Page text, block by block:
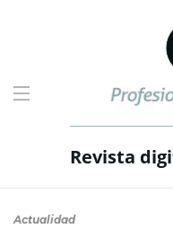
Revista
Actualidad